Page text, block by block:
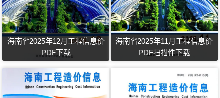
海南省2025年12月工程信息价
PDF下载
海南省2025年11月工程信息价
PDF扫描件下载